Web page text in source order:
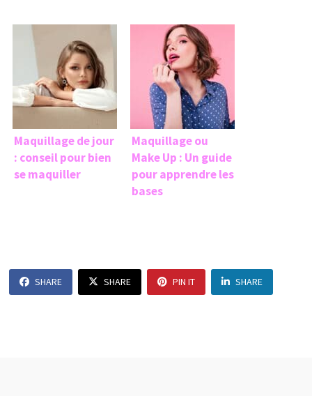
Maquillage de jour
: conseil pour bien
se maquiller
Maquillage ou
Make Up : Un guide
pour apprendre les
bases
SHARE SHARE PIN IT SHARE